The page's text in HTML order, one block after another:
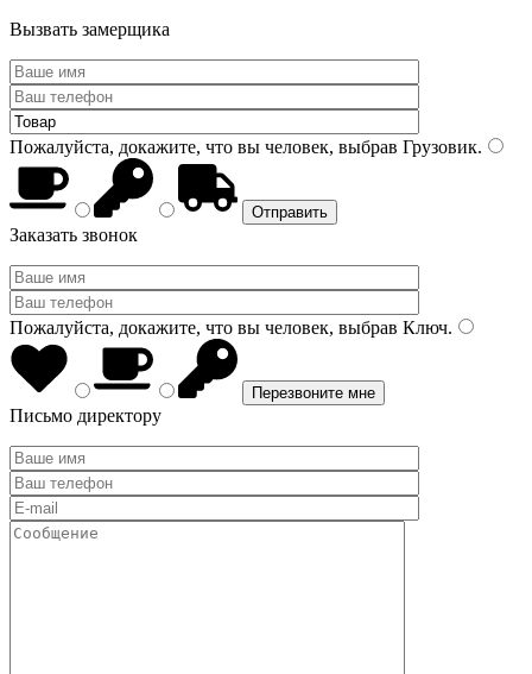
Вызвать замерщика
Пожалуйста, докажите, что вы человек, выбрав Грузовик.
Заказать звонок
Пожалуйста, докажите, что вы человек, выбрав Ключ.
Письмо директору